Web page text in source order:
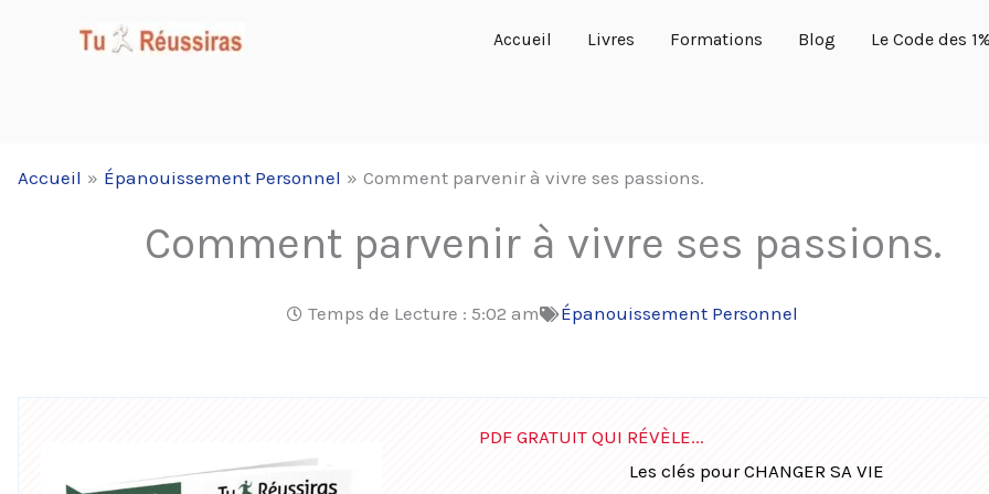
Accueil Livres Formations Blog Le Code des
Accueil Épanouissement Personnel Comment parvenir à vivre ses passions.
Comment parvenir à vivre ses passions.
Temps de Lecture : 5:02 am Épanouissement Personnel
PDF GRATUIT QUI RÉVÈLE...
Les clés pour CHANGER SA VIE